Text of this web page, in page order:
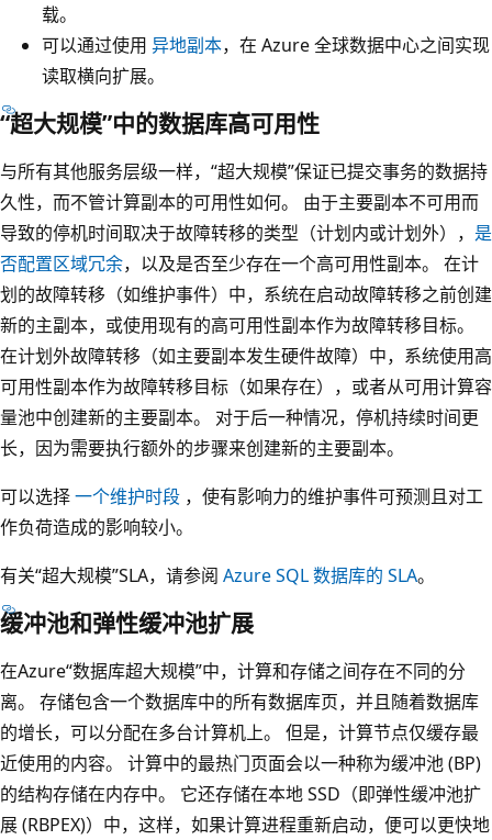
载。
可以通过使用 异地副本，在 Azure 全球数据中心之间实现
读取横向扩展。
“超大规模”中的数据库高可用性
与所有其他服务层级一样，“超大规模”保证已提交事务的数据持
久性，而不管计算副本的可用性如何。 由于主要副本不可用而
导致的停机时间取决于故障转移的类型（计划内或计划外）， 是
否配置区域冗余，以及是否至少存在一个高可用性副本。 在计
划的故障转移（如维护事件）中，系统在启动故障转移之前创建
新的主副本，或使用现有的高可用性副本作为故障转移目标。
在计划外故障转移（如主要副本发生硬件故障）中，系统使用高
可用性副本作为故障转移目标（如果存在），或者从可用计算容
量池中创建新的主要副本。 对于后一种情况，停机持续时间更
长，因为需要执行额外的步骤来创建新的主要副本。
可以选择一个维护时段 ，使有影响力的维护事件可预测且对工
作负荷造成的影响较小。
有关“超大规模”SLA，请参阅 Azure SQL 数据库的 SLA。
缓冲池和弹性缓冲池扩展
在Azure“数据库超大规模”中，计算和存储之间存在不同的分
离。 存储包含一个数据库中的所有数据库页，并且随着数据库
的增长，可以分配在多台计算机上。 但是，计算节点仅缓存最
近使用的内容。 计算中的最热门页面会以一种称为缓冲池 (BP)
的结构存储在内存中。 它还存储在本地 SSD（即弹性缓冲池扩
展 (RBPEX)）中，这样，如果计算进程重新启动，便可以更快地